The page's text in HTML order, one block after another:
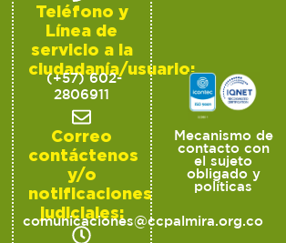
Teléfono y
Línea de
servicio a la
ciudadanía/usuario:
(+57) 602-
2806911
Correo
contáctenos
y/o
notificaciones
judiciales:
comunicaciones@ccpalmira.org.co
Mecanismo de
contacto con
el sujeto
obligado y
políticas